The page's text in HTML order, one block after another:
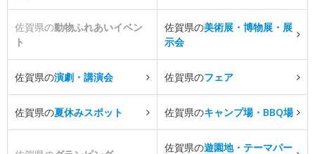
佐賀県の動物ふれあいイベン
ト
佐賀県の美術展・博物展・展
示会
佐賀県の演劇・講演会 佐賀県のフェア
佐賀県の夏休みスポット 佐賀県のキャンプ場・BBQ場
佐賀県の遊園地・テーマパー